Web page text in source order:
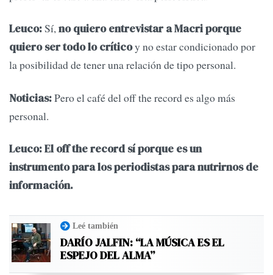
Leuco:Sí,no quiero entrevistar a Macri porque
quiero ser todo lo críticoy no estar condicionado por
la posibilidad de tener una relación de tipo personal.
Noticias:Pero el café del off the record es algo más
personal.
Leuco:El off the record sí porque es un
instrumento para los periodistas para nutrirnos de
información.
Leé también
DARÍO JALFIN: “LA MÚSICA ES EL
ESPEJO DEL ALMA”